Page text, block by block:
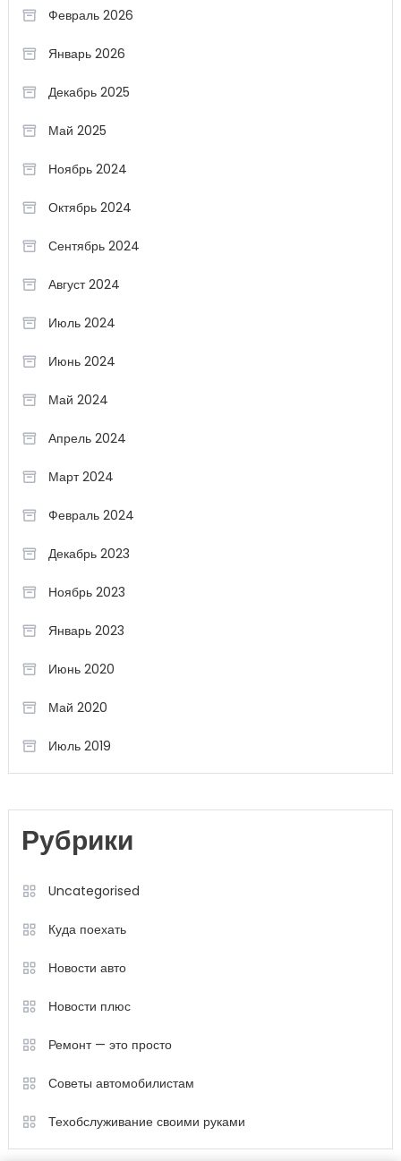
Февраль 2026
Январь 2026
Декабрь 2025
Май 2025
Ноябрь 2024
Октябрь 2024
Сентябрь 2024
Август 2024
Июль 2024
Июнь 2024
Май 2024
Апрель 2024
Март 2024
Февраль 2024
Декабрь 2023
Ноябрь 2023
Январь 2023
Июнь 2020
Май 2020
Июль 2019
Рубрики
Uncategorised
Куда поехать
Новости авто
Новости плюс
Ремонт — это просто
Советы автомобилистам
Техобслуживание своими руками